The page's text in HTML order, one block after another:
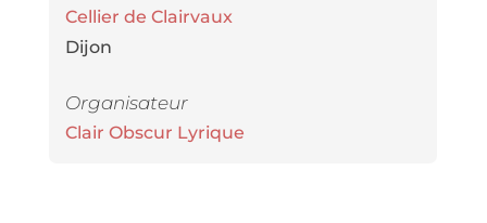
Cellier de Clairvaux
Dijon
Organisateur
Clair Obscur Lyrique